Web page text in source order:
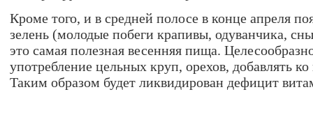
Кроме того, и в средней полосе в конце апреля
зелень (молодые побеги крапивы, одуванчика,
это самая полезная весенняя пища.
употребление цельных круп, орехов, добавлять
Таким образом будет ликвидирован дефицит